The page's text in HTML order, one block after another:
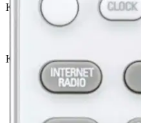
Karusellin nuolipainikkeet
Karusellin pikakuvakkeet